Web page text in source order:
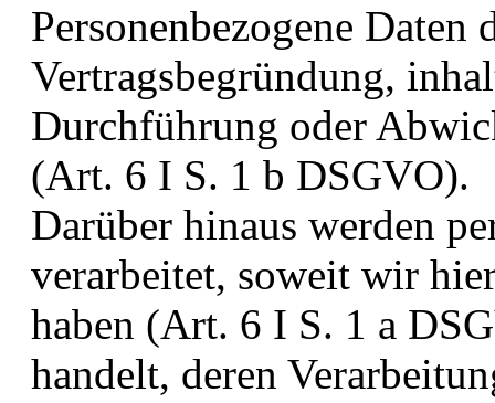
Personenbezogene
Vertragsbegründung,
Durchführung oder
(Art. 6 I S. 1 b DSGVO).
Darüber hinaus werden
verarbeitet, soweit wir
haben (Art. 6 I S. 1 a
handelt, deren